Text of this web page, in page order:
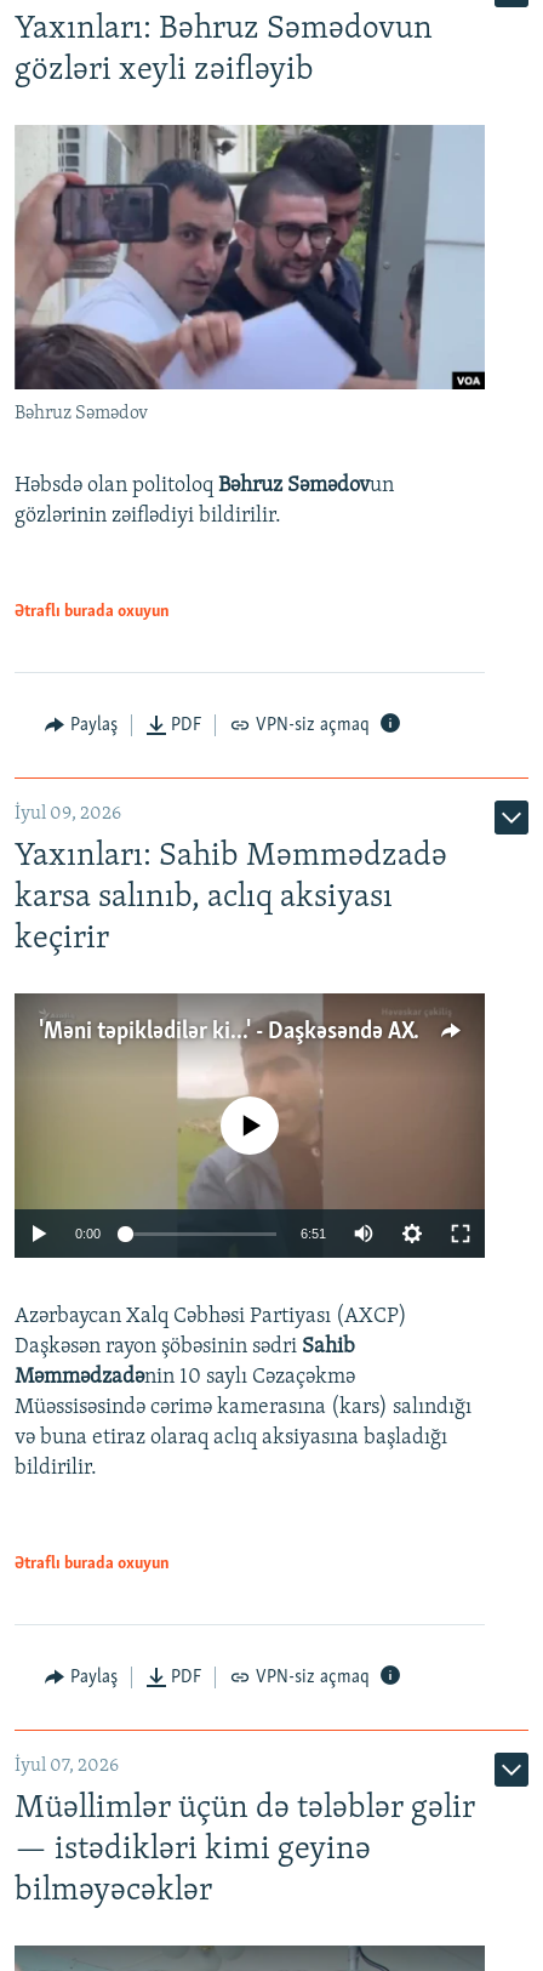
Yaxınları: Bəhruz Səmədovun
gözləri xeyli zəifləyib
Bəhruz Səmədov
Həbsdə olan politoloq Bəhruz Səmədovun
gözlərinin zəiflədiyi bildirilir.
Ətraflı burada oxuyun
Paylaş PDF VPN-siz açmaq
İyul 09, 2026
Yaxınları: Sahib Məmmədzadə
karsa salınıb, aclıq aksiyası
keçirir
'Məni təpiklədilər ki...' - Daşkəsəndə AXCP fəalının yaxınları onun həbsinə etiraz edirlər
Auto 240p 360p
720p 1080p
No media source currently available
0:00 6:51
360p
720p
1080p
Azərbaycan Xalq Cəbhəsi Partiyası (AXCP)
Daşkəsən rayon şöbəsinin sədri Sahib
Məmmədzadənin 10 saylı Cəzaçəkmə
Müəssisəsində cərimə kamerasına (kars) salındığı
və buna etiraz olaraq aclıq aksiyasına başladığı
bildirilir.
Ətraflı burada oxuyun
Paylaş PDF VPN-siz açmaq
İyul 07, 2026
Müəllimlər üçün də tələblər gəlir
— istədikləri kimi geyinə
bilməyəcəklər